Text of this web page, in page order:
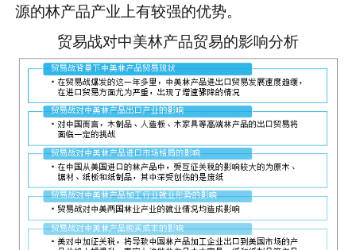
源的林产品产业上有较强的优势。
贸易战对中美林产品贸易的影响分析